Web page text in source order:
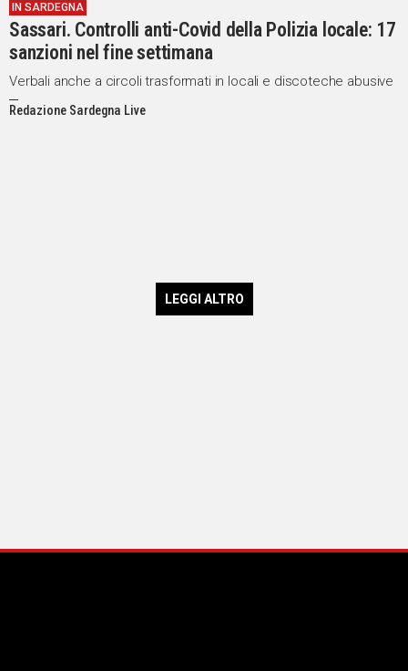
IN SARDEGNA
Sassari. Controlli anti-Covid della Polizia locale: 17
sanzioni nel fine settimana
Verbali anche a circoli trasformati in locali e discoteche abusive
Redazione Sardegna Live
LEGGI ALTRO